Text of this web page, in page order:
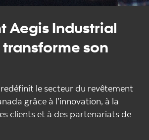
Aegis Industrial
son
le secteur du revêtement
grâce à l’innovation, à la
clients et à des partenariats de